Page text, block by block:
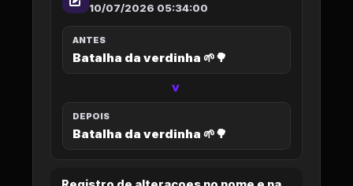
10/07/2026 05:34:00
ANTES
Batalha da verdinha 🌱🌳
>
DEPOIS
Batalha da verdinha 🌱🌳